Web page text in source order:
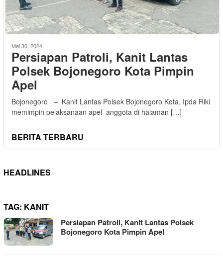
Mei 30, 2024
Persiapan Patroli, Kanit Lantas
Polsek Bojonegoro Kota Pimpin
Apel
Bojonegoro – Kanit Lantas Polsek Bojonegoro Kota, Ipda Riki
memimpin pelaksanaan apel anggota di halaman […]
BERITA TERBARU
HEADLINES
TAG: KANIT
Persiapan Patroli, Kanit Lantas Polsek
Bojonegoro Kota Pimpin Apel